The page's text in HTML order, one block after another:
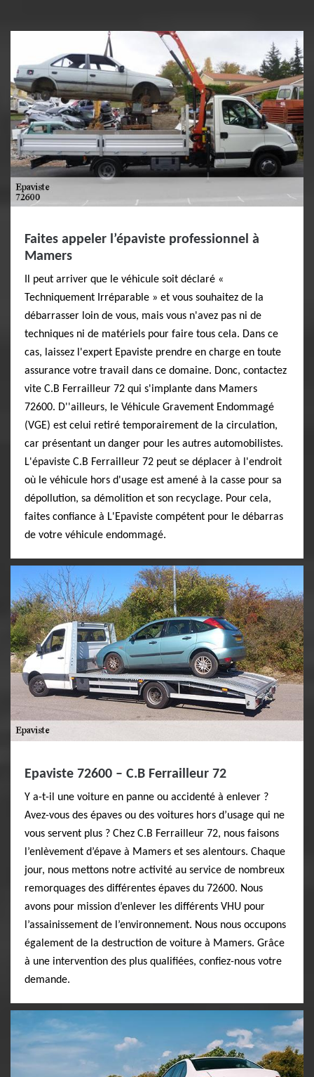
Faites appeler l’épaviste professionnel à
Mamers
Il peut arriver que le véhicule soit déclaré «
Techniquement Irréparable » et vous souhaitez de la
débarrasser loin de vous, mais vous n'avez pas ni de
techniques ni de matériels pour faire tous cela. Dans ce
cas, laissez l'expert Epaviste prendre en charge en toute
assurance votre travail dans ce domaine. Donc, contactez
vite C.B Ferrailleur 72 qui s'implante dans Mamers
72600. D''ailleurs, le Véhicule Gravement Endommagé
(VGE) est celui retiré temporairement de la circulation,
car présentant un danger pour les autres automobilistes.
L'épaviste C.B Ferrailleur 72 peut se déplacer à l'endroit
où le véhicule hors d'usage est amené à la casse pour sa
dépollution, sa démolition et son recyclage. Pour cela,
faites confiance à L'Epaviste compétent pour le débarras
de votre véhicule endommagé.
Epaviste 72600 – C.B Ferrailleur 72
Y a-t-il une voiture en panne ou accidenté à enlever ?
Avez-vous des épaves ou des voitures hors d’usage qui ne
vous servent plus ? Chez C.B Ferrailleur 72, nous faisons
l’enlèvement d’épave à Mamers et ses alentours. Chaque
jour, nous mettons notre activité au service de nombreux
remorquages des différentes épaves du 72600. Nous
avons pour mission d’enlever les différents VHU pour
l’assainissement de l’environnement. Nous nous occupons
également de la destruction de voiture à Mamers. Grâce
à une intervention des plus qualifiées, confiez-nous votre
demande.